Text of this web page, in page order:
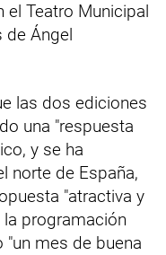
el Teatro Municipal
de Ángel
las dos ediciones
una "respuesta
y se ha
norte de España,
"atractiva y
programación
mes de buena